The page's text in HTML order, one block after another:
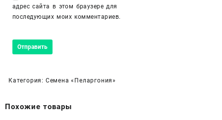
адрес сайта в этом браузере для
последующих моих комментариев.
Категория: Семена «Пеларгония»
Похожие товары